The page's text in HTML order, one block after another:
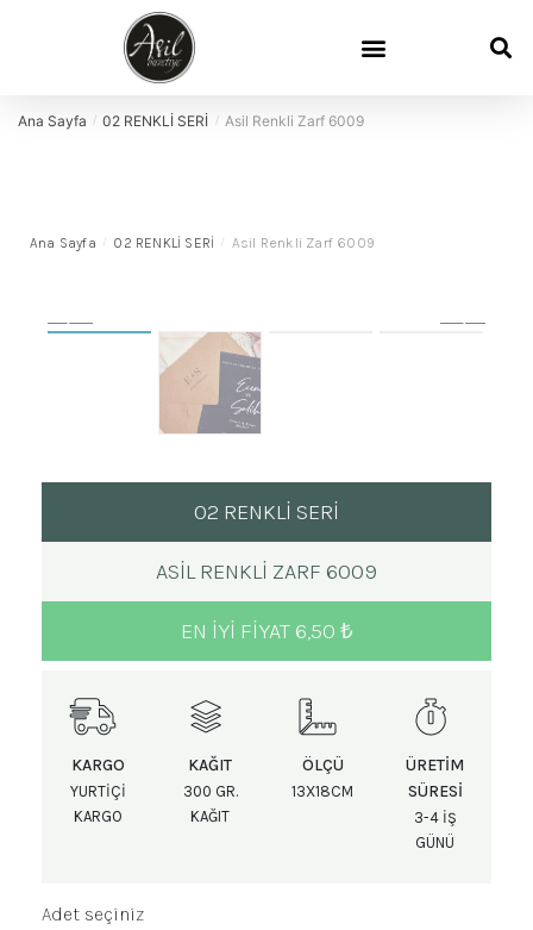
Ana Sayfa / 02 RENKLİ SERİ / Asil Renkli Zarf 6009
Ana Sayfa / 02 RENKLİ SERİ / Asil Renkli Zarf 6009
02 RENKLİ SERİ
ASIL RENKLI ZARF 6009
EN IYI FIYAT 6,50 ₺
KARGO
YURTIÇI
KARGO
KAĞIT
300 GR.
KAĞIT
ÖLÇÜ
13X18CM
ÜRETIM
SÜRESI
3-4 IŞ
GÜNÜ
Adet seçiniz